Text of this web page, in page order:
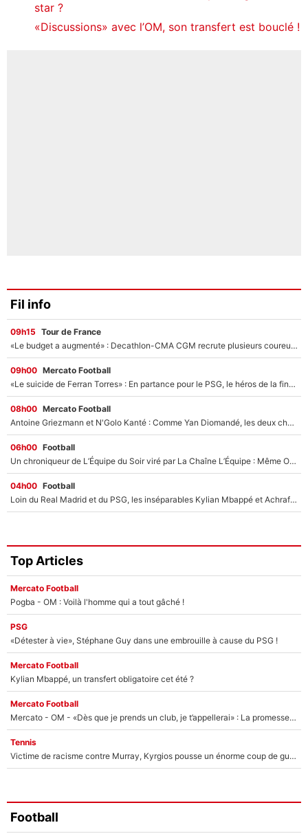
star ?
«Discussions» avec l’OM, son transfert est bouclé !
Fil info
09h15 Tour de France
«Le budget a augmenté» : Decathlon-CMA CGM recrute plusieurs coureurs pour offrir à Paul Seixas une équipe pour gagner le Tour de France 2027
09h00 Mercato Football
«Le suicide de Ferran Torres» : En partance pour le PSG, le héros de la finale de la Coupe du monde s'attire les foudres de la presse espagnole !
08h00 Mercato Football
Antoine Griezmann et N'Golo Kanté : Comme Yan Diomandé, les deux champions du monde ont refusé de signer au PSG !
06h00 Football
Un chroniqueur de L’Équipe du Soir viré par La Chaîne L’Équipe : Même Olivier Ménard n’avait pas pu empêcher son départ, «je l’ai appris sur Twitter, je l’ai vécu assez mal»
04h00 Football
Loin du Real Madrid et du PSG, les inséparables Kylian Mbappé et Achraf Hakimi changent d'équipe le temps d'une journée !
Top Articles
Mercato Football
Pogba - OM : Voilà l'homme qui a tout gâché !
PSG
«Détester à vie», Stéphane Guy dans une embrouille à cause du PSG !
Mercato Football
Kylian Mbappé, un transfert obligatoire cet été ?
Mercato Football
Mercato - OM - «Dès que je prends un club, je t’appellerai» : La promesse de Marcelino au moment de claquer la porte
Tennis
Victime de racisme contre Murray, Kyrgios pousse un énorme coup de gueule !
Football